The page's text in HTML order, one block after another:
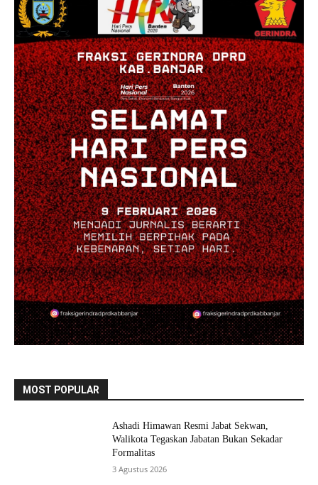
MOST POPULAR
Ashadi Himawan Resmi Jabat Sekwan,
Walikota Tegaskan Jabatan Bukan Sekadar
Formalitas
3 Agustus 2026